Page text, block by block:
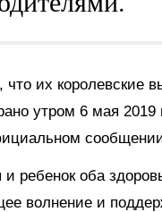
их королевские
утром 6 мая
и ребенок оба
волнение и